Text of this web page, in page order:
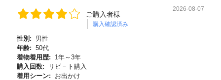
ご購入者様
購入確認済み
2026-08-07
性別:
男性
年齢: 50代
着物着用歴:
1年～3年
購入回数:
リピ－ト購入
着用シーン:
お出かけ